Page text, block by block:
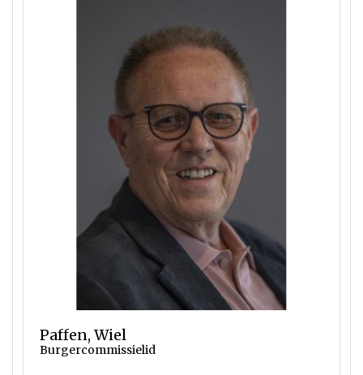
Paffen, Wiel
Burgercommissielid